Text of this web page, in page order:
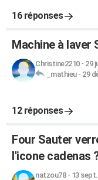
16 réponses
Machine à laver
Christine2210- 29
_mathieu- 29
12 réponses
Four Sauter
l'icone cadenas
natzou78- 13